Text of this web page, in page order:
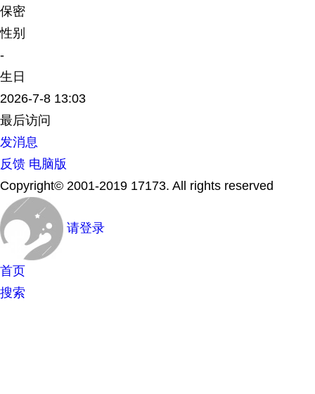
保密
性别
-
生日
2026-7-8 13:03
最后访问
发消息
反馈 电脑版
Copyright© 2001-2019 17173. All rights reserved
请登录
首页
搜索